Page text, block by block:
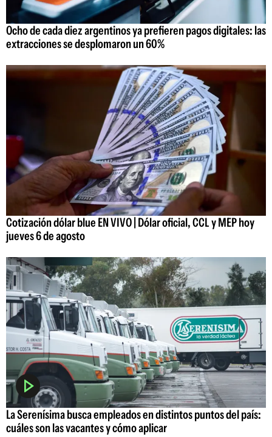
Ocho de cada diez argentinos ya prefieren pagos digitales: las
extracciones se desplomaron un 60%
Cotización dólar blue EN VIVO | Dólar oficial, CCL y MEP hoy
jueves 6 de agosto
La Serenísima busca empleados en distintos puntos del país:
cuáles son las vacantes y cómo aplicar